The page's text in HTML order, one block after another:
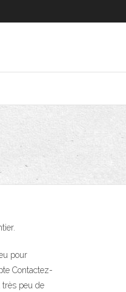
pour
Contactez-
très peu de